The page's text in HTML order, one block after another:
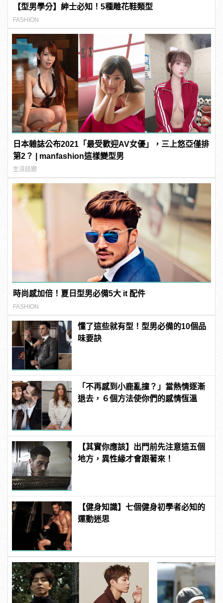
【型男學分】紳士必知！5種雕花鞋類型
FASHION
日本雜誌公布2021「最受歡迎AV女優」，三上悠亞僅排
第2？ | manfashion這樣變型男
生活話題
時尚感加倍！夏日型男必備5大 it 配件
FASHION
懂了這些就有型！型男必備的10個品
味要訣
「不再感到小鹿亂撞？」當熱情逐漸
退去，６個方法使你們的感情恆溫
【其實你應該】出門前先注意這五個
地方，異性緣才會跟著來！
【健身知識】七個健身初學者必知的
運動迷思